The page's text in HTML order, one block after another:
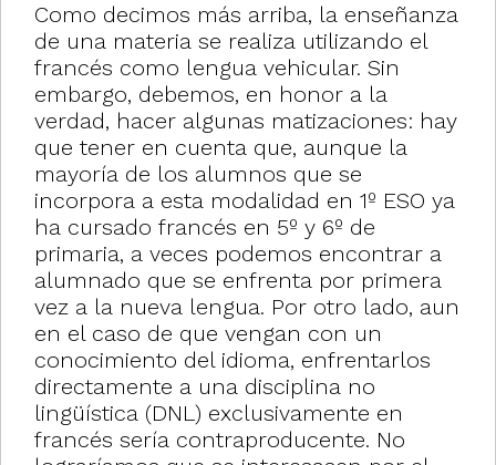
Como decimos más arriba, la enseñanza
de una materia se realiza utilizando el
francés como lengua vehicular. Sin
embargo, debemos, en honor a la
verdad, hacer algunas matizaciones: hay
que tener en cuenta que, aunque la
mayoría de los alumnos que se
incorpora a esta modalidad en 1º ESO ya
ha cursado francés en 5º y 6º de
primaria, a veces podemos encontrar a
alumnado que se enfrenta por primera
vez a la nueva lengua. Por otro lado, aun
en el caso de que vengan con un
conocimiento del idioma, enfrentarlos
directamente a una disciplina no
lingüística (DNL) exclusivamente en
francés sería contraproducente. No